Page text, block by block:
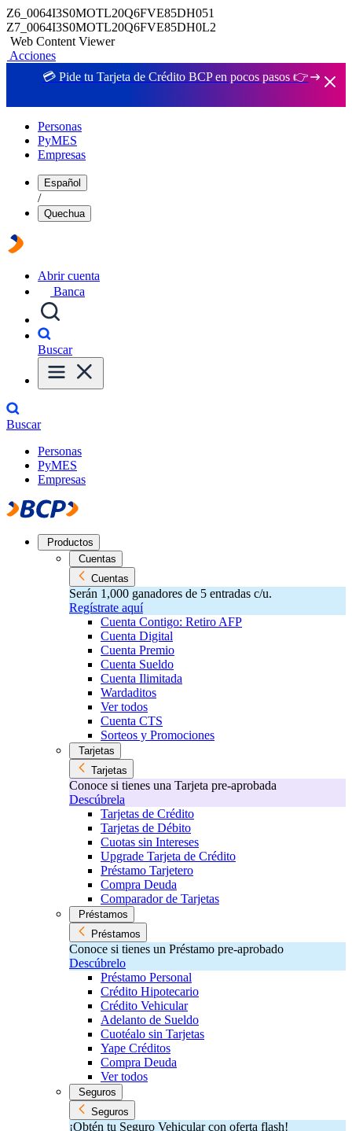
Z6_0064I3S0MOTL20Q6FVE85DH051
Z7_0064I3S0MOTL20Q6FVE85DH0L2
Web Content Viewer
Acciones
💳 Pide tu Tarjeta de Crédito BCP en pocos pasos 👉
Personas
PyMES
Empresas
Español
/
Quechua
Abrir cuenta
Banca
Buscar
Buscar
Personas
PyMES
Empresas
Productos
Cuentas
Cuentas
Serán 1,000 ganadores de 5 entradas c/u.
Regístrate aquí
Cuenta Contigo: Retiro AFP
Cuenta Digital
Cuenta Premio
Cuenta Sueldo
Cuenta Ilimitada
Wardaditos
Ver todos
Cuenta CTS
Sorteos y Promociones
Tarjetas
Tarjetas
Conoce si tienes una Tarjeta pre-aprobada
Descúbrela
Tarjetas de Crédito
Tarjetas de Débito
Cuotas sin Intereses
Upgrade Tarjeta de Crédito
Préstamo Tarjetero
Compra Deuda
Comparador de Tarjetas
Préstamos
Préstamos
Conoce si tienes un Préstamo pre-aprobado
Descúbrelo
Préstamo Personal
Crédito Hipotecario
Crédito Vehicular
Adelanto de Sueldo
Cuotéalo sin Tarjetas
Yape Créditos
Compra Deuda
Ver todos
Seguros
Seguros
¡Obtén tu Seguro Vehicular con oferta flash!